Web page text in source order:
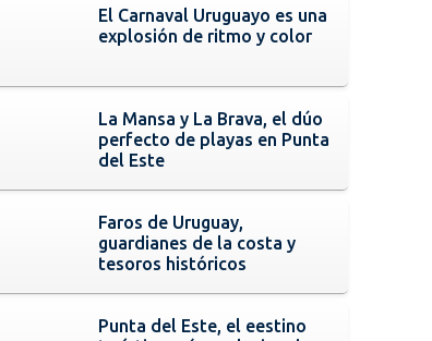
El Carnaval Uruguayo es una
explosión de ritmo y color
La Mansa y La Brava, el dúo
perfecto de playas en Punta
del Este
Faros de Uruguay,
guardianes de la costa y
tesoros históricos
Punta del Este, el eestino